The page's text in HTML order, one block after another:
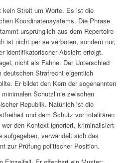
Streit um Worte. Es ist die
Koordinatensystems. Die Phrase
ursprünglich aus dem Repertoire
ist nicht per se verboten, sondern nur,
identifikatorischer Absicht erfolgt.
nicht als Fahne. Der Unterschied
Strafrecht eigentlich
Er bildet den Kern der sogenannten
Schutzlinie zwischen
Republik. Natürlich ist die
und dem Schutz vor totalitären
den Kontext ignoriert, kriminalisiert
verwandelt sich das
zur Prüfung politischer Position.